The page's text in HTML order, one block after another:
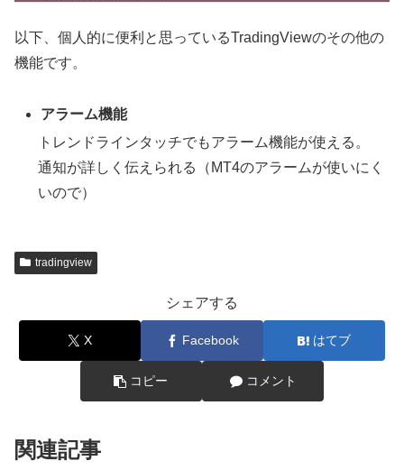
以下、個人的に便利と思っているTradingViewのその他の
機能です。
アラーム機能
トレンドラインタッチでもアラーム機能が使える。
通知が詳しく伝えられる（MT4のアラームが使いにく
いので）
tradingview
シェアする
X Facebook はてブ
コピー コメント
関連記事